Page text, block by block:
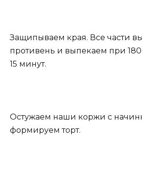
Защипываем края. Все части
противень и выпекаем при 180
15 минут.
Остужаем наши коржи с
формируем торт.